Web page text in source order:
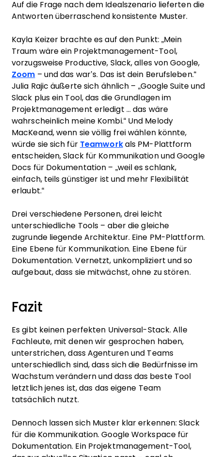
Auf die Frage nach dem Idealszenario lieferten die
Antworten überraschend konsistente Muster.
Kayla Keizer brachte es auf den Punkt: „Mein
Traum wäre ein Projektmanagement-Tool,
vorzugsweise Productive, Slack, alles von Google,
Zoom – und das war’s. Das ist dein Berufsleben.“
Julia Rajic äußerte sich ähnlich – „Google Suite und
Slack plus ein Tool, das die Grundlagen im
Projektmanagement erledigt ... das wäre
wahrscheinlich meine Kombi.“ Und Melody
MacKeand, wenn sie völlig frei wählen könnte,
würde sie sich für Teamworkals PM-Plattform
entscheiden, Slack für Kommunikation und Google
Docs für Dokumentation – „weil es schlank,
einfach, teils günstiger ist und mehr Flexibilität
erlaubt.“
Drei verschiedene Personen, drei leicht
unterschiedliche Tools – aber die gleiche
zugrunde liegende Architektur. Eine PM-Plattform.
Eine Ebene für Kommunikation. Eine Ebene für
Dokumentation. Vernetzt, unkompliziert und so
aufgebaut, dass sie mitwächst, ohne zu stören.
Fazit
Es gibt keinen perfekten Universal-Stack. Alle
Fachleute, mit denen wir gesprochen haben,
unterstrichen, dass Agenturen und Teams
unterschiedlich sind, dass sich die Bedürfnisse im
Wachstum verändern und dass das beste Tool
letztlich jenes ist, das das eigene Team
tatsächlich nutzt.
Dennoch lassen sich Muster klar erkennen: Slack
für die Kommunikation. Google Workspace für
Dokumentation. Ein Projektmanagement-Tool,